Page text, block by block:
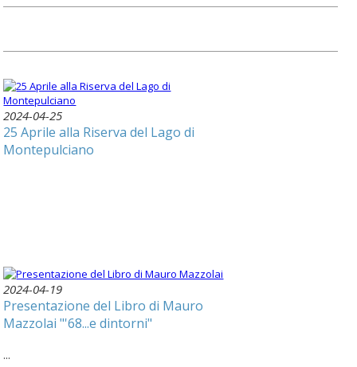
2024-04-25
25 Aprile alla Riserva del Lago di
Montepulciano
2024-04-19
Presentazione del Libro di Mauro
Mazzolai "'68...e dintorni"
...